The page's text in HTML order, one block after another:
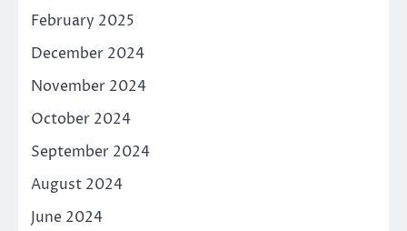
February 2025
December 2024
November 2024
October 2024
September 2024
August 2024
June 2024